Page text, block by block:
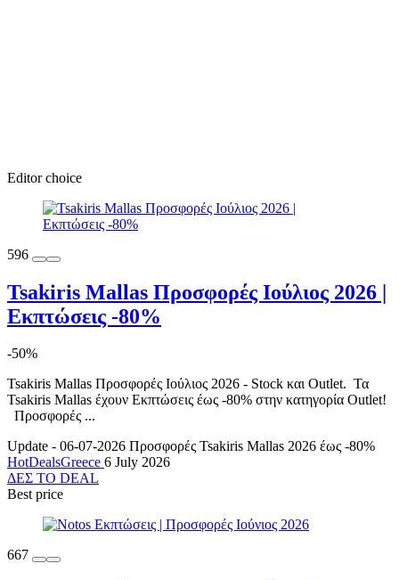
Editor choice
596
Tsakiris Mallas Προσφορές Ιούλιος 2026 |
Εκπτώσεις -80%
-50%
Tsakiris Mallas Προσφορές Ιούλιος 2026 - Stock και Outlet. Τα
Tsakiris Mallas έχουν Εκπτώσεις έως -80% στην κατηγορία Outlet!
Προσφορές ...
Update - 06-07-2026 Προσφορές Tsakiris Mallas 2026 έως -80%
HotDealsGreece 6 July 2026
ΔΕΣ ΤΟ DEAL
Best price
667